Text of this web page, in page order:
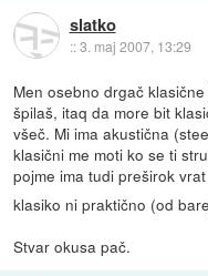
slatko
::3. maj 2007, 13:29
Men osebno drgač
špilaš, itaq da more bit
všeč. Mi ima akustična
klasični me moti ko se ti
pojme ima tudi preširok
klasiko ni praktično (od
Stvar okusa pač.